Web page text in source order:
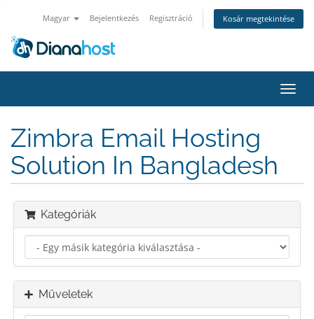
Magyar Bejelentkezés Regisztráció Kosár megtekintése
a
Zimbra Email Hosting
Solution In Bangladesh
Kategóriák
Műveletek